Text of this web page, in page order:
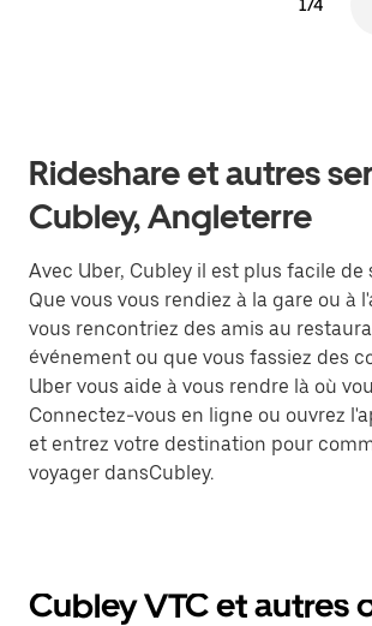
1/4
Rideshare et autres
Cubley, Angleterre
Avec Uber, Cubley il est plus facile de
Que vous vous rendiez à la gare ou à
vous rencontriez des amis au
événement ou que vous fassiez des
Uber vous aide à vous rendre là où
Connectez-vous en ligne ou ouvrez
et entrez votre destination pour
voyager dansCubley.
Cubley VTC et autres